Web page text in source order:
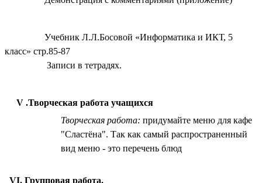
Учебник Л.Л.Босовой «Информатика и ИКТ, 5
класс» стр.85-87
Записи в тетрадях.
V .Творческая работа учащихся
Творческая работа: придумайте меню для кафе
"Сластёна". Так как самый распространенный
вид меню - это перечень блюд
VI. Групповая работа.